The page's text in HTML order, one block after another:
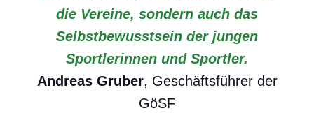
die Vereine, sondern auch das
Selbstbewusstsein der jungen
Sportlerinnen und Sportler.
Andreas Gruber, Geschäftsführer der
GöSF